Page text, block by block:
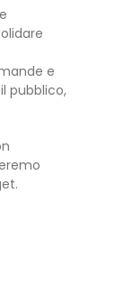
e
pubblico,